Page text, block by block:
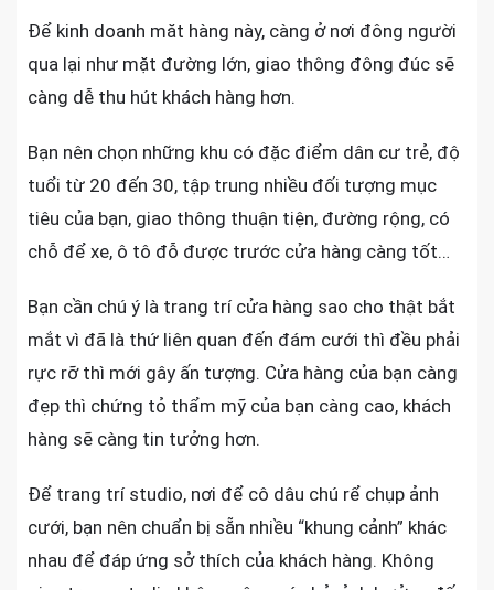
Để kinh doanh măt hàng này, càng ở nơi đông người
qua lại như mặt đường lớn, giao thông đông đúc sẽ
càng dễ thu hút khách hàng hơn.
Bạn nên chọn những khu có đặc điểm dân cư trẻ, độ
tuổi từ 20 đến 30, tập trung nhiều đối tượng mục
tiêu của bạn, giao thông thuận tiện, đường rộng, có
chỗ để xe, ô tô đỗ được trước cửa hàng càng tốt…
Bạn cần chú ý là trang trí cửa hàng sao cho thật bắt
mắt vì đã là thứ liên quan đến đám cưới thì đều phải
rực rỡ thì mới gây ấn tượng. Cửa hàng của bạn càng
đẹp thì chứng tỏ thẩm mỹ của bạn càng cao, khách
hàng sẽ càng tin tưởng hơn.
Để trang trí studio, nơi để cô dâu chú rể chụp ảnh
cưới, bạn nên chuẩn bị sẵn nhiều “khung cảnh” khác
nhau để đáp ứng sở thích của khách hàng. Không